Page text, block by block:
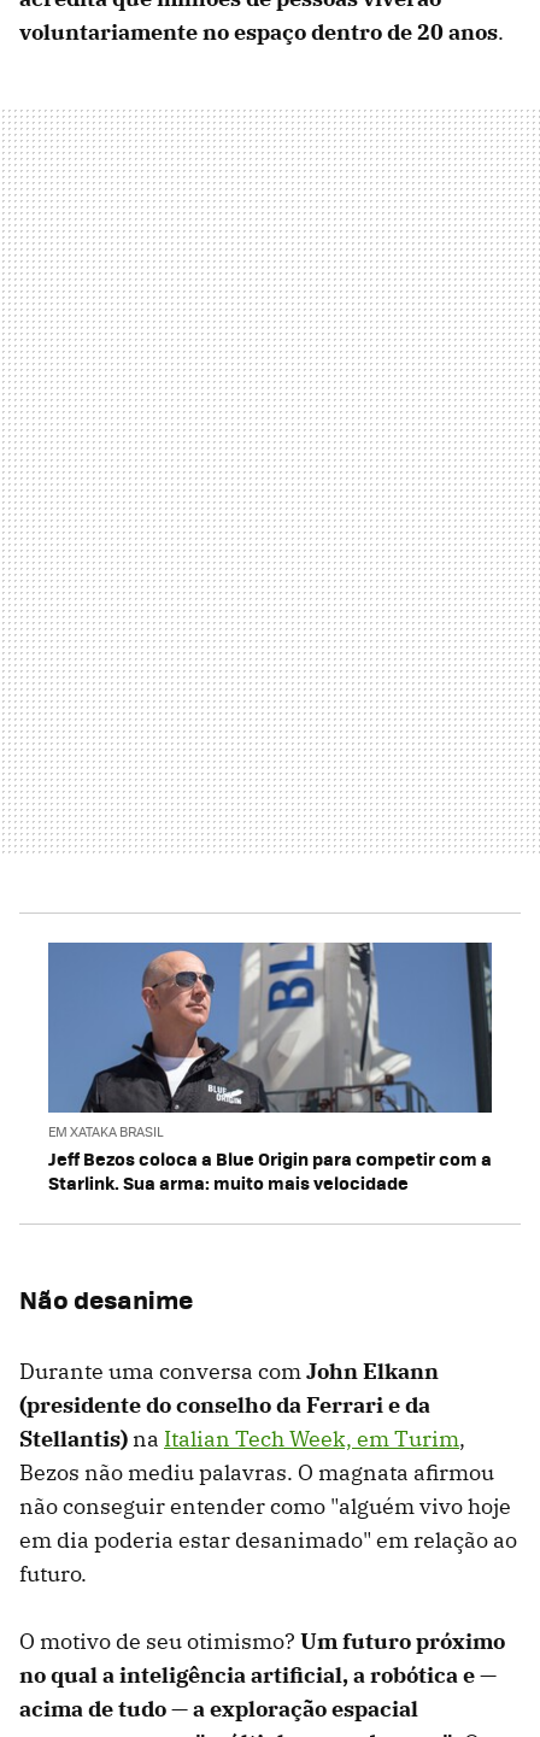
voluntariamente no espaço dentro de 20 anos.
EM XATAKA BRASIL
Jeff Bezos coloca a Blue Origin para competir com a
Starlink. Sua arma: muito mais velocidade
Não desanime
Durante uma conversa comJohn Elkann
(presidente do conselho da Ferrari e da
Stellantis) na Italian Tech Week, em Turim,
Bezos não mediu palavras. O magnata afirmou
não conseguir entender como "alguém vivo hoje
em dia poderia estar desanimado" em relação ao
futuro.
O motivo de seu otimismo? Um futuro próximo
no qual a inteligência artificial, a robótica e —
acima de tudo — a exploração espacial